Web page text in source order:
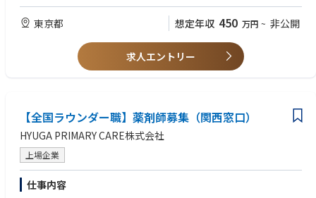
東京都 想定年収 450 万円 ~ 非公開
求人エントリー
【全国ラウンダー職】薬剤師募集（関西窓口）
HYUGA PRIMARY CARE株式会社
上場企業
仕事内容